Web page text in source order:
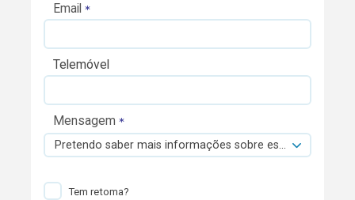
Email
Telemóvel
Mensagem
Pretendo saber mais informações sobre esta viatura.
Tem retoma?